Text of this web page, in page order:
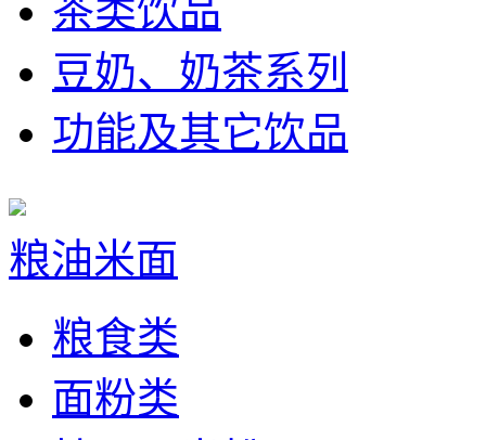
茶类饮品
豆奶、奶茶系列
功能及其它饮品
粮油米面
粮食类
面粉类